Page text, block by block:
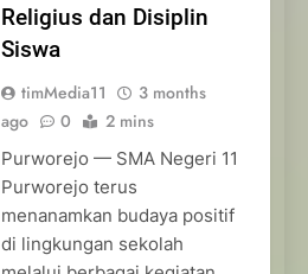
Religius dan Disiplin
Siswa
timMedia11
3 months
ago
0 2 mins
Purworejo — SMA Negeri 11
Purworejo terus
menanamkan budaya positif
di lingkungan sekolah